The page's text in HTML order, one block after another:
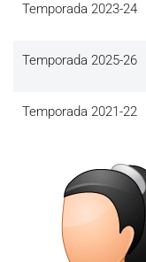
Temporada 2023-24
Temporada 2025-26
Temporada 2021-22